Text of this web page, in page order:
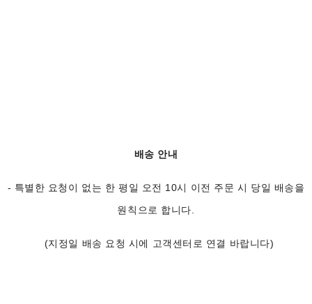
배송 안내
- 특별한 요청이 없는 한 평일 오전 10시 이전 주문 시 당일 배송을
원칙으로 합니다.
(지정일 배송 요청 시에 고객센터로 연결 바랍니다)